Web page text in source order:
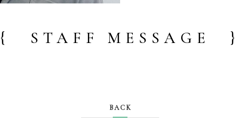
{ STAFF MESSAGE }
BACK